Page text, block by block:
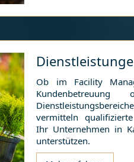
Ob im Facility
Kundenbetreuung
vermitteln
Ihr Unternehmen in
unterstützen.